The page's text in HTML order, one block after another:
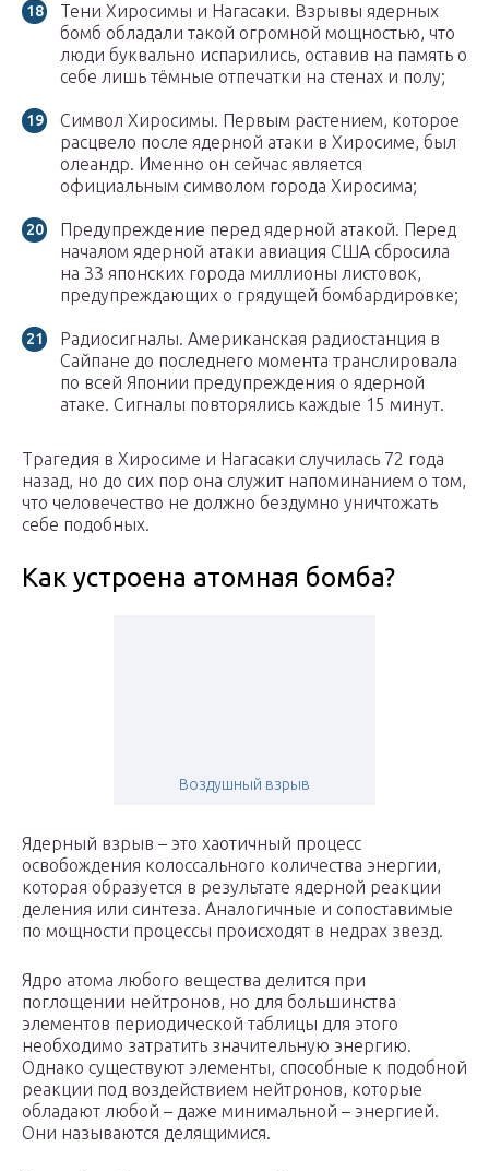
Тени Хиросимы и Нагасаки. Взрывы ядерных
бомб обладали такой огромной мощностью, что
люди буквально испарились, оставив на память о
себе лишь тёмные отпечатки на стенах и полу;
Символ Хиросимы. Первым растением, которое
расцвело после ядерной атаки в Хиросиме, был
олеандр. Именно он сейчас является
официальным символом города Хиросима;
Предупреждение перед ядерной атакой. Перед
началом ядерной атаки авиация США сбросила
на 33 японских города миллионы листовок,
предупреждающих о грядущей бомбардировке;
Радиосигналы. Американская радиостанция в
Сайпане до последнего момента транслировала
по всей Японии предупреждения о ядерной
атаке. Сигналы повторялись каждые 15 минут.
Трагедия в Хиросиме и Нагасаки случилась 72 года
назад, но до сих пор она служит напоминанием о том,
что человечество не должно бездумно уничтожать
себе подобных.
Как устроена атомная бомба?
Воздушный взрыв
Ядерный взрыв – это хаотичный процесс
освобождения колоссального количества энергии,
которая образуется в результате ядерной реакции
деления или синтеза. Аналогичные и сопоставимые
по мощности процессы происходят в недрах звезд.
Ядро атома любого вещества делится при
поглощении нейтронов, но для большинства
элементов периодической таблицы для этого
необходимо затратить значительную энергию.
Однако существуют элементы, способные к подобной
реакции под воздействием нейтронов, которые
обладают любой – даже минимальной – энергией.
Они называются делящимися.